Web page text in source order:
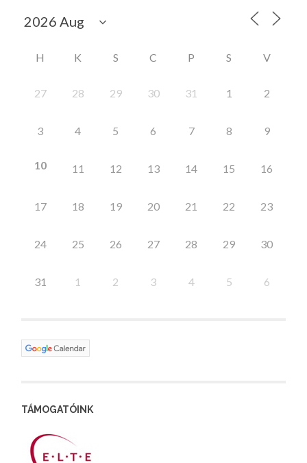
H K S C P S V
27 28 29 30 31 1 2
3 4 5 6 7 8 9
10 11 12 13 14 15 16
17 18 19 20 21 22 23
24 25 26 27 28 29 30
31 1 2 3 4 5 6
TÁMOGATÓINK